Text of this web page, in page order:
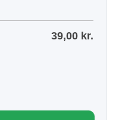
39,00 kr.